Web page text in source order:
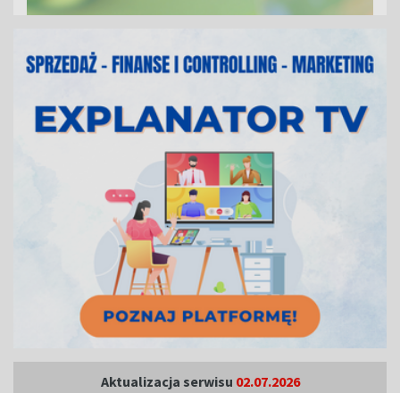
Aktualizacja serwisu 02.07.2026